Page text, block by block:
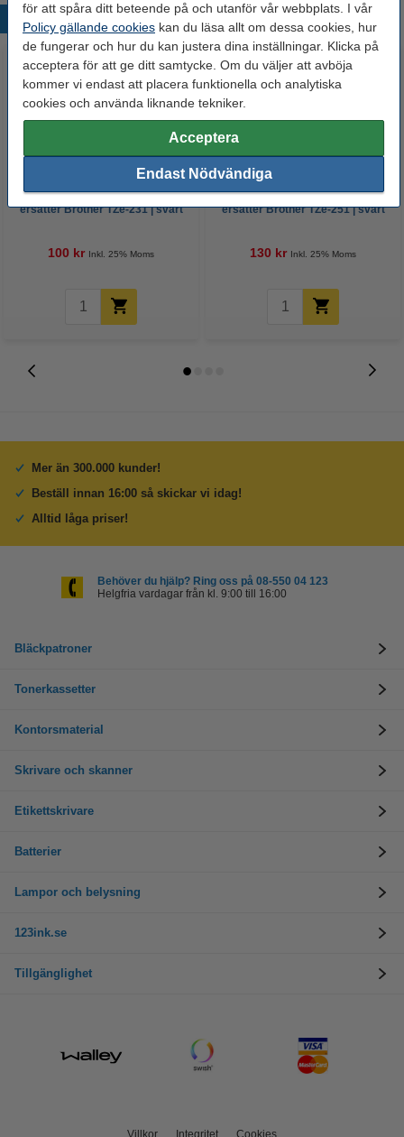
för att spåra ditt beteende på och utanför vår webbplats. I vår
Policy gällande cookies kan du läsa allt om dessa cookies, hur
de fungerar och hur du kan justera dina inställningar. Klicka på
acceptera för att ge ditt samtycke. Om du väljer att avböja
kommer vi endast att placera funktionella och analytiska
cookies och använda liknande tekniker.
Acceptera
Endast Nödvändiga
Populära produkter
Varumärket 123ink
ersätter Brother TZe-231 | svart
100 kr Inkl. 25% Moms
Varumärket 123ink
ersätter Brother TZe-251 | svart
130 kr Inkl. 25% Moms
Mer än 300.000 kunder!
Beställ innan 16:00 så skickar vi idag!
Alltid låga priser!
Behöver du hjälp? Ring oss på 08-550 04 123
Helgfria vardagar från kl. 9:00 till 16:00
Bläckpatroner
Tonerkassetter
Kontorsmaterial
Skrivare och skanner
Etikettskrivare
Batterier
Lampor och belysning
123ink.se
Tillgänglighet
Villkor Integritet Cookies